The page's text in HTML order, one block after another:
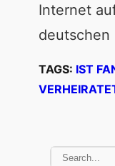
Internet
deutschen
TAGS: IST